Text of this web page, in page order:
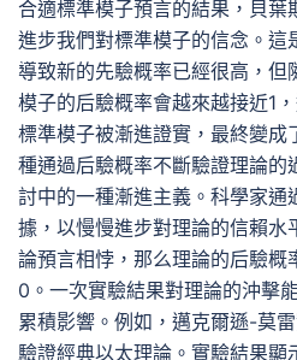
合適標準模子預言的結果，貝葉
進步我們對標準模子的信念。這
導致新的先驗概率已經很高，但
模子的后驗概率會越來越接近1
標準模子被漸進證實，最終變成
種通過后驗概率不斷驗證理論的
討中的一種漸進主義。科學家通
據，以慢慢進步對理論的信賴水
論預言相悖，那么理論的后驗概
0。一次實驗結果對理論的沖擊
累積影響。例如，邁克爾遜-莫
驗證經典以太理論。實驗結果顯